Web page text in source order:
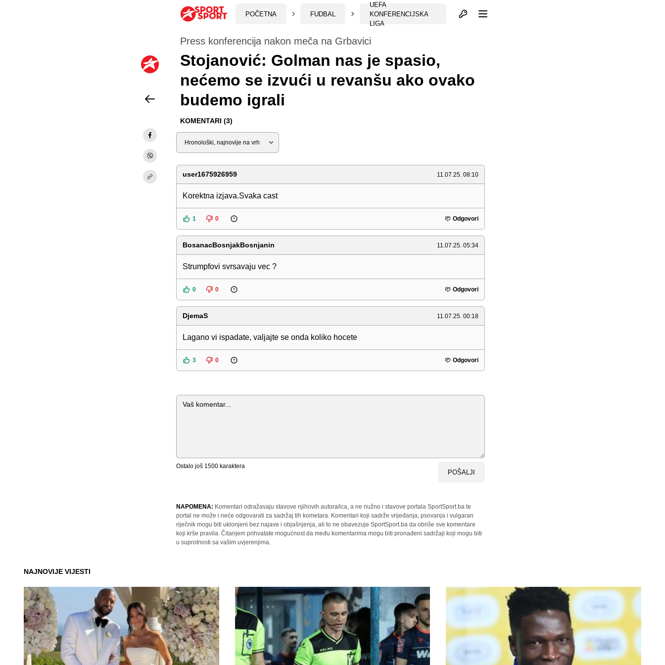
POČETNA FUDBAL
UEFA
KONFERENCIJSKA
LIGA
Otvori profil
Press konferencija nakon meča na Grbavici
Stojanović: Golman nas je spasio,
nećemo se izvući u revanšu ako ovako
budemo igrali
KOMENTARI (3)
Sortiraj
user1675926959 11.07.25. 08:10
Korektna izjava.Svaka cast
1 0 Odgovori
BosanacBosnjakBosnjanin 11.07.25. 05:34
Strumpfovi svrsavaju vec ?
0 0 Odgovori
DjemaS 11.07.25. 00:18
Lagano vi ispadate, valjajte se onda koliko hocete
3 0 Odgovori
Komentar
Ostalo još 1500 karaktera
POŠALJI
NAPOMENA: Komentari odražavaju stavove njihovih autora/ica, a ne nužno i stavove portala SportSport.ba te
portal ne može i neće odgovarati za sadržaj tih kometara. Komentari koji sadrže vrijeđanja, psovanja i vulgaran
riječnik mogu biti uklonjeni bez najave i objašnjenja, ali to ne obavezuje SportSport.ba da obriše sve komentare
koji krše pravila. Čitanjem prihvatate mogućnost da među komentarima mogu biti pronađeni sadržaji koji mogu biti
u suprotnosti sa vašim uvjerenjima.
NAJNOVIJE VIJESTI